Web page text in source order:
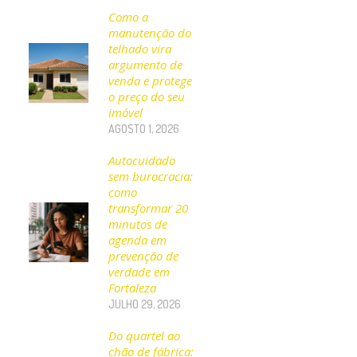
Como a
manutenção do
telhado vira
argumento de
venda e protege
o preço do seu
imóvel
AGOSTO 1, 2026
Autocuidado
sem burocracia:
como
transformar 20
minutos de
agenda em
prevenção de
verdade em
Fortaleza
JULHO 29, 2026
Do quartel ao
chão de fábrica: